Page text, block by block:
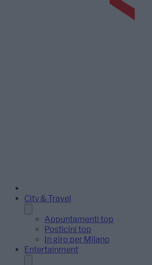
City & Travel
Appuntamenti top
Posticini top
In giro per Milano
Entertainment